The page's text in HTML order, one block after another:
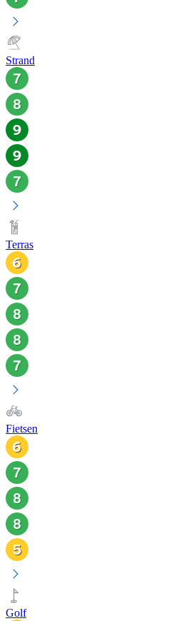
Strand
Terras
Fietsen
Golf